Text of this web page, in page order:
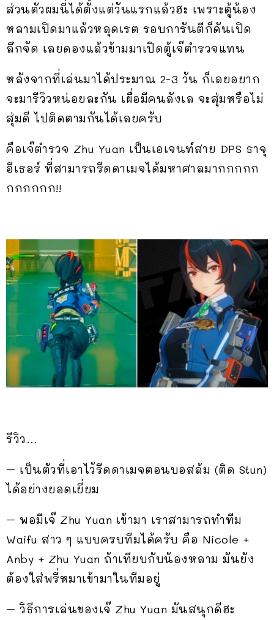
ส่วนตัวผมนี่ได้ตั้งแต่วันแรกแล้วฮะ เพราะตู้น้อง
หลามเปิดมาแล้วหลุดเรต รอบการันตีก็ดันเปิด
ลึกจัด เลยดองแล้วข้ามมาเปิดตู้เจ๊ตำรวจแทน
หลังจากที่เล่นมาได้ประมาณ 2-3 วัน ก็เลยอยาก
จะมารีวิวหน่อยละกัน เผื่อมีคนลังเล จะสุ่มหรือไม่
สุ่มดี ไปติดตามกันได้เลยครับ
คือเจ๊ตำรวจ Zhu Yuan เป็นเอเจนท์สาย DPS ธาจุ
อีเธอร์ ที่สามารถรีดดาเมจได้มหาศาลมากกกกก
กกกกกก!!
รีวิว…
– เป็นตัวที่เอาไว้รีดดาเมจตอนบอสล้ม (ติด Stun)
ได้อย่างยอดเยี่ยม
– พอมีเจ๊ Zhu Yuan เข้ามา เราสามารถทำทีม
Waifu สาว ๆ แบบครบทีมได้ครับ คือ Nicole +
Anby + Zhu Yuan ถ้าเทียบกับน้องหลาม มันยัง
ต้องใส่พรี่หมาเข้ามาในทีมอยู่
– วิธีการเล่นของเจ๊ Zhu Yuan มันสนุกดีฮะ